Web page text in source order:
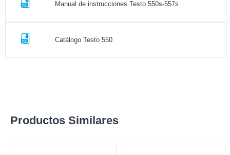
Manual de instrucciones Testo 550s-557s
Catálogo Testo 550
Productos Similares